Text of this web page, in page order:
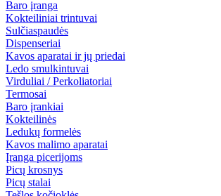
Baro įranga
Kokteiliniai trintuvai
Sulčiaspaudės
Dispenseriai
Kavos aparatai ir jų priedai
Ledo smulkintuvai
Virduliai / Perkoliatoriai
Termosai
Baro įrankiai
Kokteilinės
Ledukų formelės
Kavos malimo aparatai
Įranga picerijoms
Picų krosnys
Picų stalai